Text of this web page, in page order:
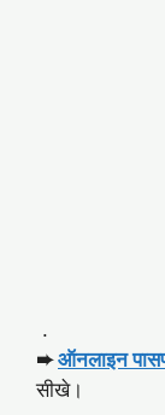
.
➨ऑनलाइन
सीखे।